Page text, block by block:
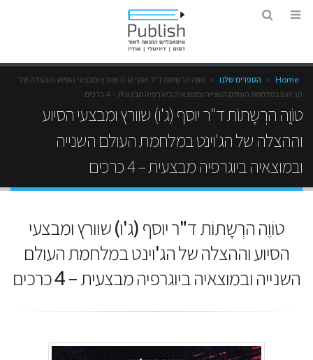
Home
» הספרים שלנו » טוֹוֶה הרְשָתוֹת ד"ר יוסף (ג'ו) שוורץ ומבצעי הסיוע וההצלה של
הג'וינט במלחמת העולם השנייה ובמוצאיה ביוגרפיה מבצעית – 4 כרכים
טוֹוֶה הרְשָתוֹת ד"ר יוסף (ג'ו) שוורץ ומבצעי הסיוע
וההצלה של הג'וינט במלחמת העולם השנייה
ובמוצאיה ביוגרפיה מבצעית – 4 כרכים
טוֹוֶה הרְשָתוֹת ד"ר יוסף (ג'ו) שוורץ ומבצעי
הסיוע וההצלה של הג'וינט במלחמת העולם
השנייה ובמוצאיה ביוגרפיה מבצעית – 4 כרכים